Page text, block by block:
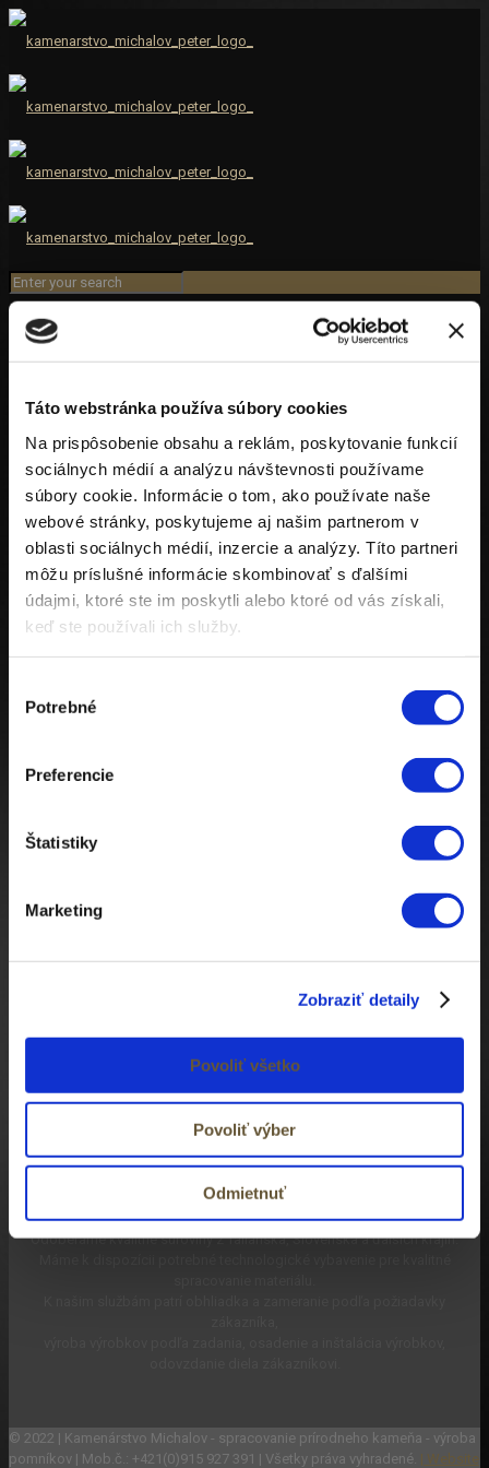
Táto webstránka používa súbory cookies
Na prispôsobenie obsahu a reklám, poskytovanie funkcií
sociálnych médií a analýzu návštevnosti používame
súbory cookie. Informácie o tom, ako používate naše
webové stránky, poskytujeme aj našim partnerom v
oblasti sociálnych médií, inzercie a analýzy. Títo partneri
môžu príslušné informácie skombinovať s ďalšími
údajmi, ktoré ste im poskytli alebo ktoré od vás získali,
keď ste používali ich služby.
súhlasu
Potrebné
Preferencie
Štatistiky
Marketing
Zobraziť detaily
Povoliť všetko
Povoliť výber
Odmietnuť
Gold
Quisque lorem tortor
Read more
Quisque lorem tortor
Nulla imperdiet sit
Nulla ipsum dolor
Nulla ipsum dolor
Read more
Gravida ullamcorper
Máme dodávateľov kvalitných materiálov pre našu výrobu.
Odoberáme kvalitné suroviny z Talianska, Slovenska a ďalších krajín.
© 2022 | Kamenárstvo Michalov - spracovanie prírodneho kameňa - výroba
pomníkov | Mob.č.: +421(0)915 927 391 | Všetky práva vyhradené. | Website